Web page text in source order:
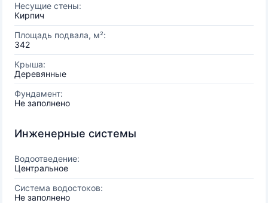
Несущие стены:
Кирпич
Площадь подвала, м²:
342
Крыша:
Деревянные
Фундамент:
Не заполнено
Инженерные системы
Водоотведение:
Центральное
Система водостоков:
Не заполнено